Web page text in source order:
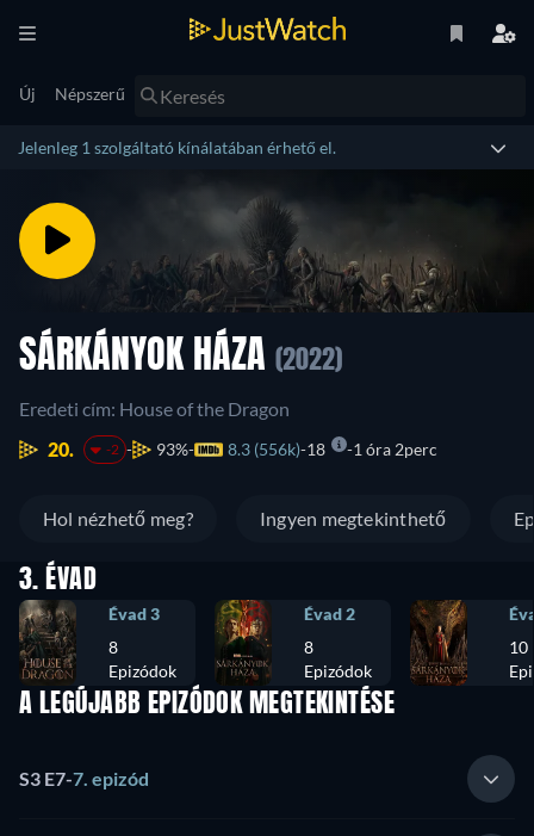
Új Népszerű
Jelenleg 1 szolgáltató kínálatában érhető el.
SÁRKÁNYOK HÁZA (2022)
Eredeti cím: House of the Dragon
20.
-2 93% 8.3 (556k) 18 1 óra 2perc
Hol nézhető meg? Ingyen megtekinthető
3. ÉVAD
Évad 3
8
Epizódok
Évad 2
8
Epizódok
10
A LEGÚJABB EPIZÓDOK MEGTEKINTÉSE
S3 E7-7. epizód